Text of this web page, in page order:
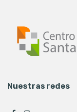
Nuestras redes